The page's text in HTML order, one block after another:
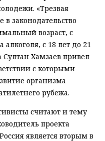
«Трезвая
в законодательство
возраст, с
алкоголя, с 18 лет до 21
Султан Хамзаев привел
с которыми
организма
рубежа.
считают и тему
проекта
является вторым в